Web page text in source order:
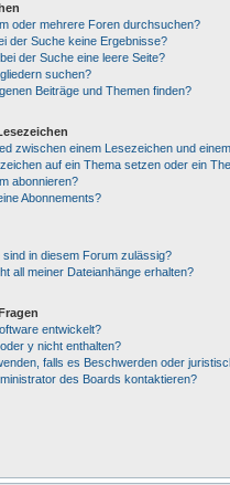
oder mehrere Foren durchsuchen?
der Suche keine Ergebnisse?
der Suche eine leere Seite?
suchen?
Beiträge und Themen finden?
zwischen einem Lesezeichen und
auf ein Thema setzen oder ein
abonnieren?
Abonnements?
in diesem Forum zulässig?
all meiner Dateianhänge erhalten?
entwickelt?
y nicht enthalten?
falls es Beschwerden oder
des Boards kontaktieren?